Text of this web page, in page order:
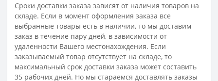
Сроки доставки заказа зависят от наличия товаров на
складе. Если в момент оформления заказа все
выбранные товары есть в наличии, то мы доставим
заказ в течение пару дней, в зависимости от
удаленности Вашего местонахождения. Если
заказываемый товар отсутствует на складе, то
максимальный срок доставки заказа может составить
35 рабочих дней. Но мы стараемся доставлять заказы